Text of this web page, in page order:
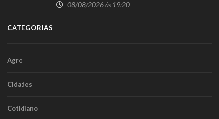
08/08/2026 às 19:20
CATEGORIAS
Agro
Cidades
Cotidiano